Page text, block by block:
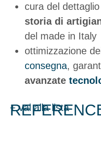
cura del
storia di
del made in Italy
ottimizzazione
consegna,
avanzate
+ vai alla lista